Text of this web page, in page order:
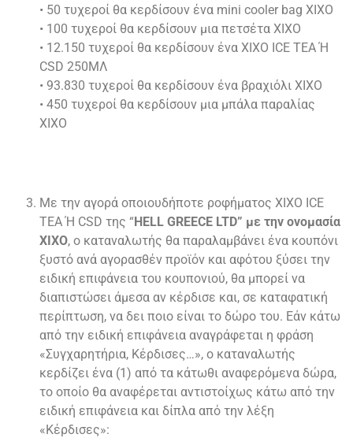
• 50 τυχεροί θα κερδίσουν ένα mini cooler bag XIXO
• 100 τυχεροί θα κερδίσουν μια πετσέτα XIXO
• 12.150 τυχεροί θα κερδίσουν ένα XIXO ICE TEA Ή
CSD 250ΜΛ
• 93.830 τυχεροί θα κερδίσουν ένα βραχιόλι XIXO
• 450 τυχεροί θα κερδίσουν μια μπάλα παραλίας
XIXO
Με την αγορά οποιουδήποτε ροφήματος XIXO ICE
TEA Ή CSD της “HELL GREECE LTD” με την ονομασία
XIXO, ο καταναλωτής θα παραλαμβάνει ένα κουπόνι
ξυστό ανά αγορασθέν προϊόν και αφότου ξύσει την
ειδική επιφάνεια του κουπονιού, θα μπορεί να
διαπιστώσει άμεσα αν κέρδισε και, σε καταφατική
περίπτωση, να δει ποιο είναι το δώρο του. Εάν κάτω
από την ειδική επιφάνεια αναγράφεται η φράση
«Συγχαρητήρια, Κέρδισες…», ο καταναλωτής
κερδίζει ένα (1) από τα κάτωθι αναφερόμενα δώρα,
το οποίο θα αναφέρεται αντιστοίχως κάτω από την
ειδική επιφάνεια και δίπλα από την λέξη
«Κέρδισες»: